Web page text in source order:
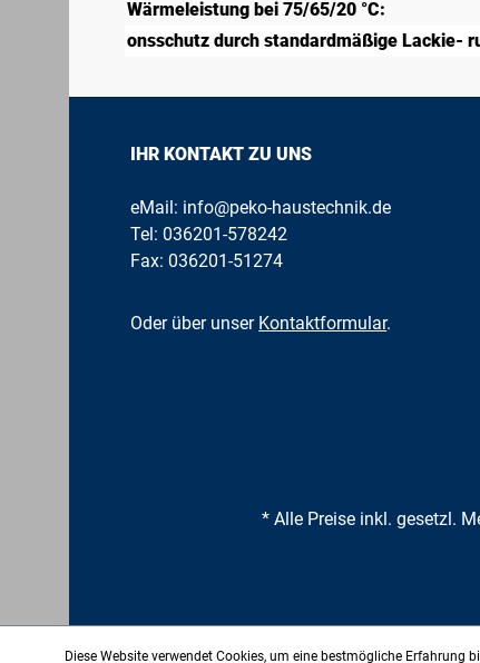
Wärmeleistung bei 75/65/20 °C:
onsschutz durch standardmäßige Lackie-
IHR KONTAKT ZU UNS
eMail: info@peko-haustechnik.de
Tel:036201-578242
Fax: 036201-51274
Oder über unser Kontaktformular.
* Alle Preise inkl. gesetzl.
Diese Website verwendet Cookies, um eine bestmögliche Erfahrung